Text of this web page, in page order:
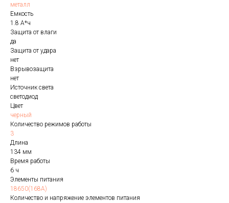
металл
Емкость
1.8 А*ч
Защита от влаги
да
Защита от удара
нет
Взрывозащита
нет
Источник света
светодиод
Цвет
черный
Количество режимов работы
3
Длина
134 мм
Время работы
6 ч
Элементы питания
18650(168A)
Количество и напряжение элементов питания